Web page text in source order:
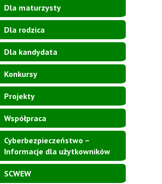
Dla maturzysty
Dla rodzica
Dla kandydata
Konkursy
Projekty
Współpraca
Cyberbezpieczeństwo –
Informacje dla użytkowników
SCWEW